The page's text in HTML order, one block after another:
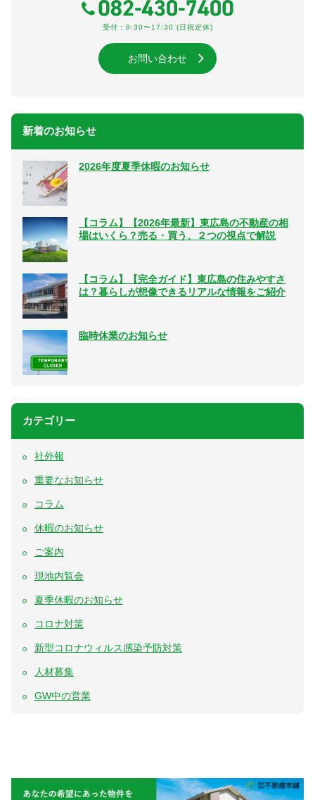
受付：9:30〜17:30 (日祝定休)
お問い合わせ
新着のお知らせ
2026年度夏季休暇のお知らせ
【コラム】【2026年最新】東広島の不動産の相
場はいくら？売る・買う、２つの視点で解説
【コラム】【完全ガイド】東広島の住みやすさ
は？暮らしが想像できるリアルな情報をご紹介
臨時休業のお知らせ
カテゴリー
社外報
重要なお知らせ
コラム
休暇のお知らせ
ご案内
現地内覧会
夏季休暇のお知らせ
コロナ対策
新型コロナウィルス感染予防対策
人材募集
GW中の営業